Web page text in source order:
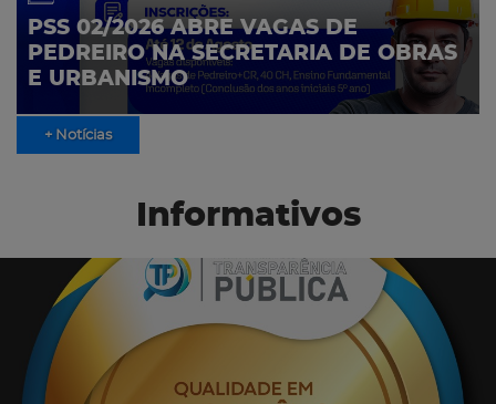
PSS 02/2026 ABRE VAGAS DE
PEDREIRO NA SECRETARIA DE OBRAS
E URBANISMO
+ Notícias
Informativos